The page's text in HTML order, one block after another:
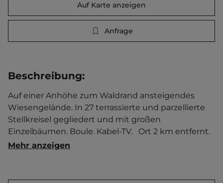
Auf Karte anzeigen
Anfrage
Beschreibung:
Auf einer Anhöhe zum Waldrand ansteigendes
Wiesengelände. In 27 terrassierte und parzellierte
Stellkreisel gegliedert und mit großen
Einzelbäumen. Boule. Kabel-TV.   Ort 2 km entfernt.
Touristen-/Dauerstellplätze 300/10.
Mehr anzeigen